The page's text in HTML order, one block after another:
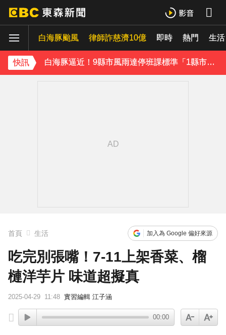
白海豚颱風 律師詐慈濟10億 即時 熱門 生活
快訊
白海豚逼近！9縣市風雨達停班課標準「1縣市宣布了」
快訊／白海豚逼近！連江縣宣布明天停班停課
首頁 生活 加入為 Google 偏好來源
吃完別張嘴！7-11上架香菜、榴
槤洋芋片 味道超擬真
2025-04-29 11:48 實習編輯 江子涵
00:00